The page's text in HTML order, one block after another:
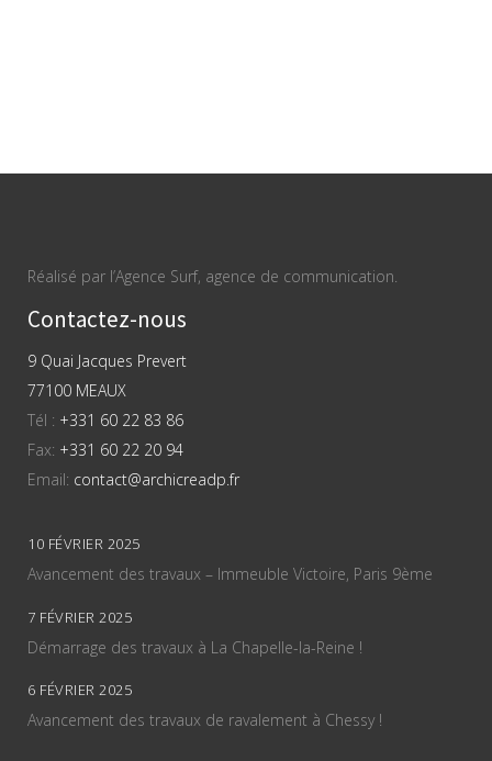
Réalisé par l’Agence Surf, agence de communication.
Contactez-nous
9 Quai Jacques Prevert
77100 MEAUX
Tél : +331 60 22 83 86
Fax: +331 60 22 20 94
Email: contact@archicreadp.fr
10 FÉVRIER 2025
Avancement des travaux – Immeuble Victoire, Paris 9ème
7 FÉVRIER 2025
Démarrage des travaux à La Chapelle-la-Reine !
6 FÉVRIER 2025
Avancement des travaux de ravalement à Chessy !